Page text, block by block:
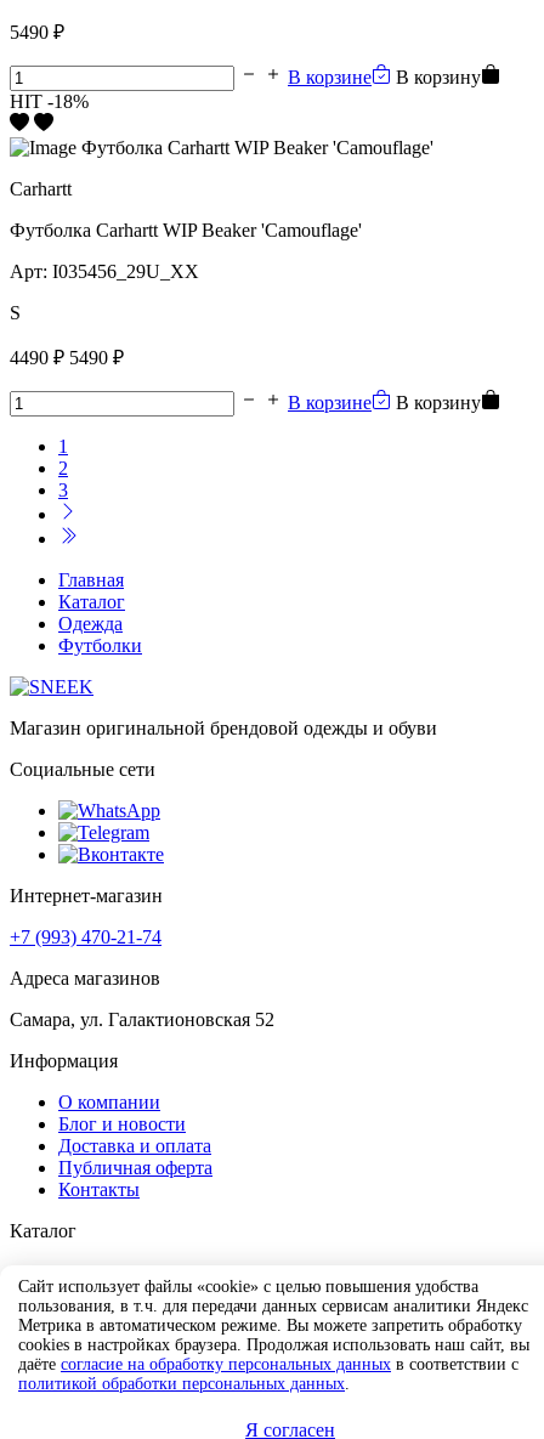
5490 ₽
В корзине
В корзину
HIT -18%
Carhartt
Футболка Carhartt WIP Beaker 'Camouflage'
Арт: I035456_29U_XX
S
4490 ₽ 5490 ₽
В корзине В корзину
1
2
3
Главная
Каталог
Одежда
Футболки
Магазин оригинальной брендовой одежды и обуви
Социальные сети
Интернет-магазин
+7 (993) 470-21-74
Адреса магазинов
Самара, ул. Галактионовская 52
Информация
О компании
Блог и новости
Доставка и оплата
Публичная оферта
Контакты
Каталог
Обувь
Одежда
Аксессуары
Скидки
Сайт использует файлы «cookie» с целью повышения удобства
пользования, в т.ч. для передачи данных сервисам аналитики Яндекс
Метрика в автоматическом режиме. Вы можете запретить обработку
cookies в настройках браузера. Продолжая использовать наш сайт, вы
даёте согласие на обработку персональных данных в соответствии с
политикой обработки персональных данных.
Я согласен